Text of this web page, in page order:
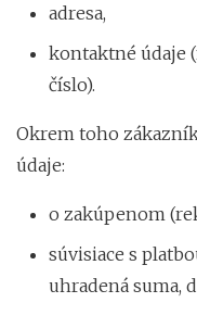
adresa,
kontaktné údaje
číslo).
Okrem toho
údaje:
o zakúpenom
súvisiace s
uhradená suma,